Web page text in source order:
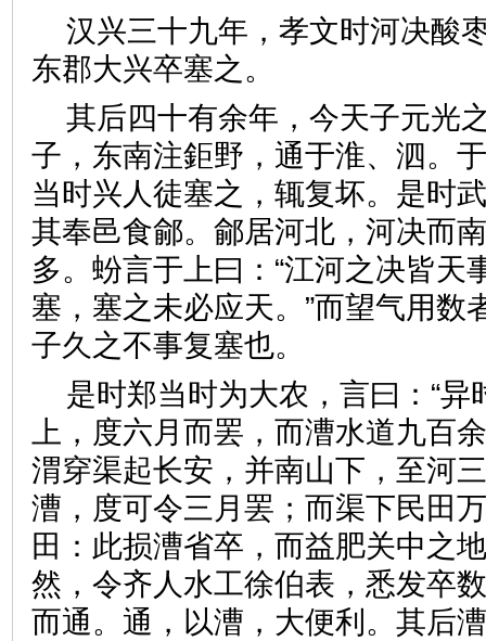
汉兴三十九年，孝文时河决酸
东郡大兴卒塞之。
其后四十有余年，今天子元光
子，东南注鉅野，通于淮、泗。
当时兴人徒塞之，辄复坏。是时
其奉邑食鄃。鄃居河北，河决而
多。蚡言于上曰：“江河之决皆天
塞，塞之未必应天。”而望气用数
子久之不事复塞也。
是时郑当时为大农，言曰：“异
上，度六月而罢，而漕水道九百
渭穿渠起长安，并南山下，至河
漕，度可令三月罢；而渠下民田
田：此损漕省卒，而益肥关中之
然，令齐人水工徐伯表，悉发卒
而通。通，以漕，大便利。其后